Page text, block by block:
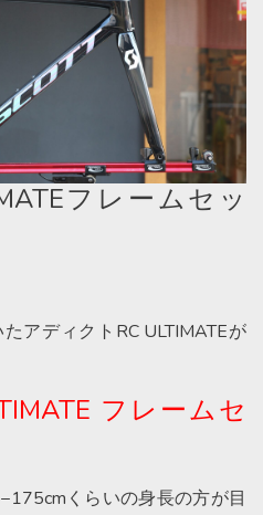
フレームセッ
アディクトRC ULTIMATEが
フレームセ
くらいの身長の方が目